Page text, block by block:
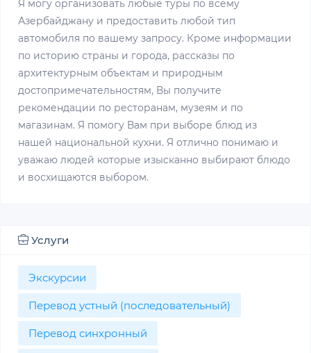
Я могу организовать любые туры по всему
Азербайджану и предоставить любой тип
автомобиля по вашему запросу. Кроме информации
по историю страны и города, рассказы по
архитектурным объектам и природным
достопримечательностям, Вы получите
рекомендации по ресторанам, музеям и по
магазинам. Я помогу Вам при выборе блюд из
нашей национальной кухни. Я отлично понимаю и
уважаю людей которые изысканно выбирают блюдо
и восхищаются выбором.
Услуги
Экскурсии
Перевод устный (последовательный)
Перевод синхронный